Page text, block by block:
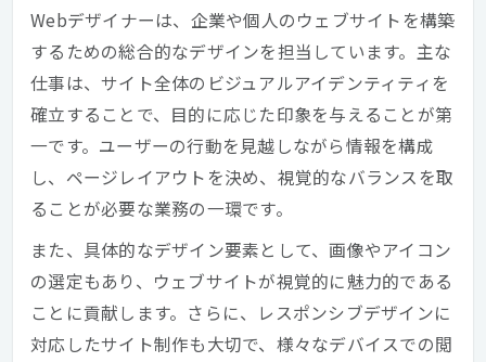
Webデザイナーは、企業や個人のウェブサイトを構築
するための総合的なデザインを担当しています。主な
仕事は、サイト全体のビジュアルアイデンティティを
確立することで、目的に応じた印象を与えることが第
一です。ユーザーの行動を見越しながら情報を構成
し、ページレイアウトを決め、視覚的なバランスを取
ることが必要な業務の一環です。
また、具体的なデザイン要素として、画像やアイコン
の選定もあり、ウェブサイトが視覚的に魅力的である
ことに貢献します。さらに、レスポンシブデザインに
対応したサイト制作も大切で、様々なデバイスでの閲